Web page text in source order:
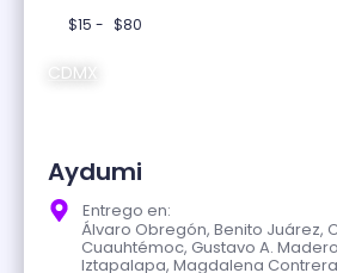
$15 - $80
CDMX
Aydumi
Entrego en:
Álvaro Obregón, Benito Juárez,
Cuauhtémoc, Gustavo A.
Iztapalapa, Magdalena